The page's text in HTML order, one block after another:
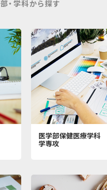
・学科から探す
医学部保健医療学科
学専攻